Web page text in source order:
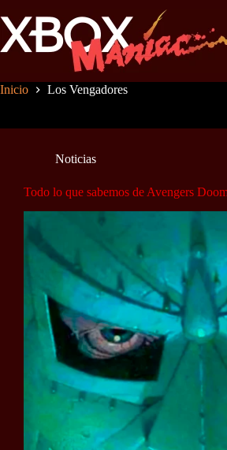
al
contenido
Inicio Los Vengadores
Noticias
Todo lo que sabemos de Avengers